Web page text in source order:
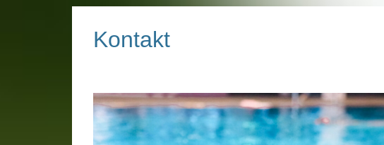
Kontakt